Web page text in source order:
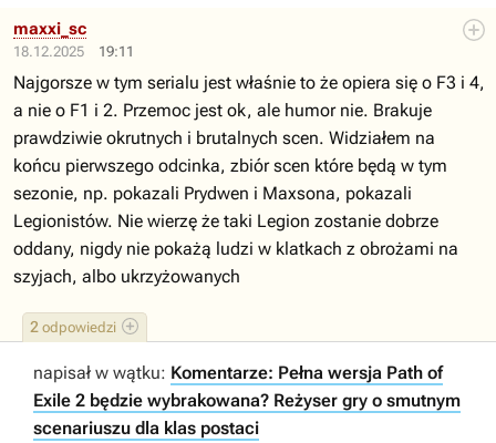
18.12.2025 19:11
2 odpowiedzi
maxxi_sc
Najgorsze w tym serialu jest właśnie to że opiera się o F3 i 4,
a nie o F1 i 2. Przemoc jest ok, ale humor nie. Brakuje
prawdziwie okrutnych i brutalnych scen. Widziałem na
końcu pierwszego odcinka, zbiór scen które będą w tym
sezonie, np. pokazali Prydwen i Maxsona, pokazali
Legionistów. Nie wierzę że taki Legion zostanie dobrze
oddany, nigdy nie pokażą ludzi w klatkach z obrożami na
szyjach, albo ukrzyżowanych
napisał w wątku: Komentarze: Pełna wersja Path of
Exile 2 będzie wybrakowana? Reżyser gry o smutnym
scenariuszu dla klas postaci